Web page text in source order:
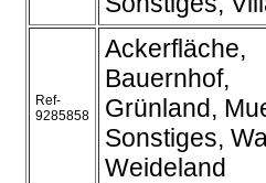
Ref-
9285858
Ackerfläche,
Bauernhof,
Grünland,
Sonstiges,
Weideland